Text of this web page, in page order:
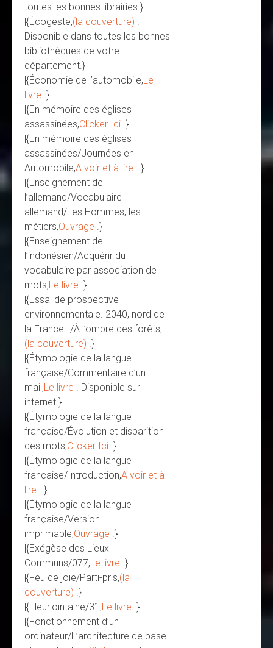
toutes les bonnes librairies.}
|{Écogeste,(la couverture)
Disponible dans toutes les bonnes
bibliothèques de votre
département.}
|{Économie de l’automobile,Le
livre .}
|{En mémoire des églises
assassinées,Clicker Ici .}
|{En mémoire des églises
assassinées/Journées en
Automobile,A voir et à lire.
.}
|{Enseignement de
l’allemand/Vocabulaire
allemand/Les Hommes, les
métiers,Ouvrage .}
|{Enseignement de
l’indonésien/Acquérir du
vocabulaire par association de
mots,Le livre .}
|{Essai de prospective
environnementale. 2040, nord de
la France…/À l’ombre des forêts,
(la couverture) .}
|{Étymologie de la langue
française/Commentaire d’un
mail,Le livre
. Disponible sur
internet.}
|{Étymologie de la langue
française/Évolution et disparition
des mots,Clicker Ici .}
|{Étymologie de la langue
française/Introduction,A voir et à
lire.
.}
|{Étymologie de la langue
française/Version
imprimable,Ouvrage .}
|{Exégèse des Lieux
Communs/077,Le livre .}
|{Feu de joie/Parti-pris,(la
couverture) .}
|{Fleurlointaine/31,Le livre .}
|{Fonctionnement d’un
ordinateur/L’architecture de base